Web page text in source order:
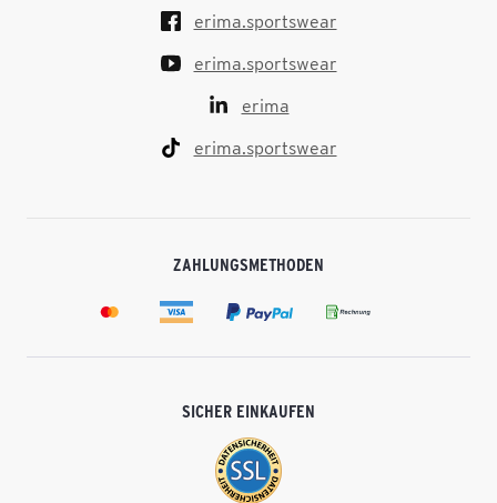
erima.sportswear
erima.sportswear
erima
erima.sportswear
ZAHLUNGSMETHODEN
SICHER EINKAUFEN